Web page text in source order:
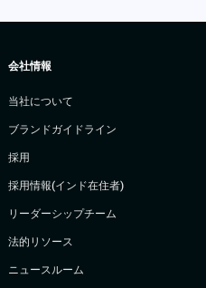
会社情報
当社について
ブランドガイドライン
採用
採用情報(インド在住者)
リーダーシップチーム
法的リソース
ニュースルーム